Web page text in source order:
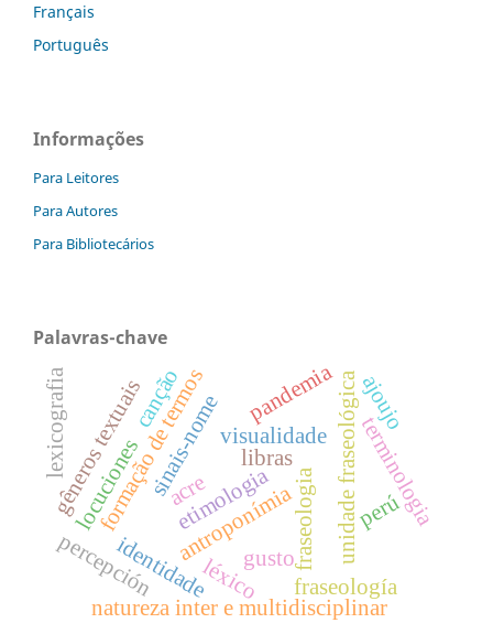
Français
Português
Informações
Para Leitores
Para Autores
Para Bibliotecários
Palavras-chave
antroponímia
sinais-nome libras
visualidade
identidade fraseologia unidade fraseológica
natureza inter e multidisciplinar
formação de termosetimologia terminologia
percepción fraseología
locuciones
gusto
gêneros textuais pandemia ajoujo
léxico
acre
lexicografia
perú
canção